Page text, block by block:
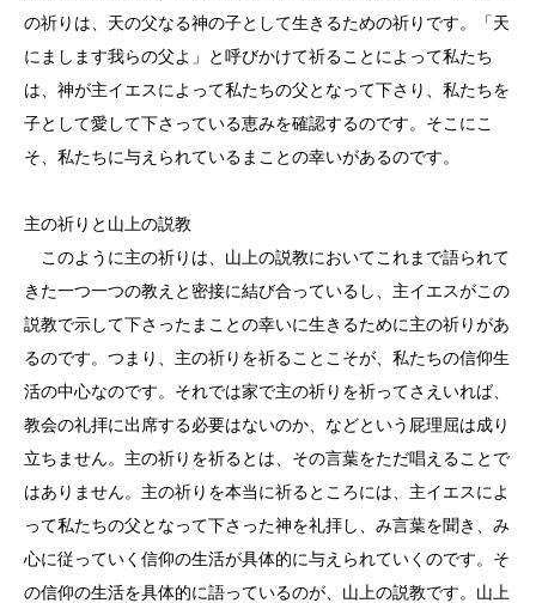
の祈りは、天の父なる神の子として生きるための祈りです。「天
にまします我らの父よ」と呼びかけて祈ることによって私たち
は、神が主イエスによって私たちの父となって下さり、私たちを
子として愛して下さっている恵みを確認するのです。そこにこ
そ、私たちに与えられているまことの幸いがあるのです。
主の祈りと山上の説教
このように主の祈りは、山上の説教においてこれまで語られて
きた一つ一つの教えと密接に結び合っているし、主イエスがこの
説教で示して下さったまことの幸いに生きるために主の祈りがあ
るのです。つまり、主の祈りを祈ることこそが、私たちの信仰生
活の中心なのです。それでは家で主の祈りを祈ってさえいれば、
教会の礼拝に出席する必要はないのか、などという屁理屈は成り
立ちません。主の祈りを祈るとは、その言葉をただ唱えることで
はありません。主の祈りを本当に祈るところには、主イエスによ
って私たちの父となって下さった神を礼拝し、み言葉を聞き、み
心に従っていく信仰の生活が具体的に与えられていくのです。そ
の信仰の生活を具体的に語っているのが、山上の説教です。山上